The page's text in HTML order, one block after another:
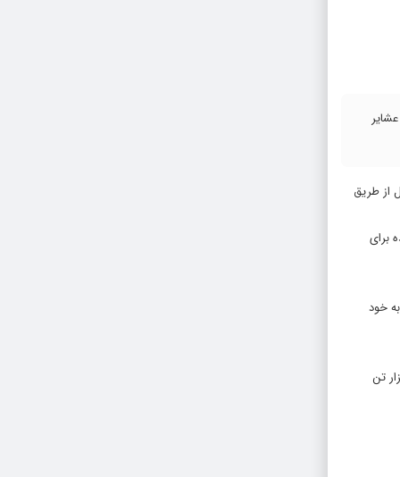
بین عشایر
علی ناجی افزود: از این تعداد ۳۷۰ پنل خورشیدی با تفاهم‌های صورت گرفته از طریق شرکت توزیع برق و ۱۵۰ پنل از طریق
برای
خود
داری و غیر داری و صنایع سنتی عشایری، رتبه سوم کشور را به خود اختصاص داده‌اند و سالیانه بیش از ۲۳۰ هزار تن